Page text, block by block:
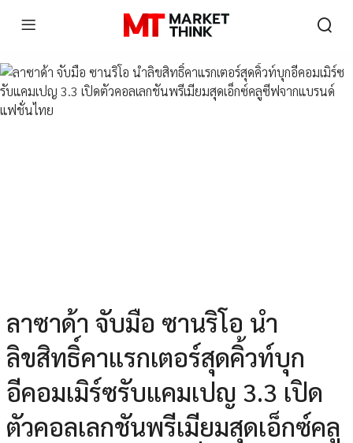
ลาซาด้า จับมือ ซานริโอ นำ
ลิขสิทธิ์คาแรกเตอร์สุดคิ้วท์บุก
อีคอมเมิร์ซรับแคมเปญ 3.3 เปิด
ตัวคอลเลกชันพรีเมียมสุดเอ็กซ์คลู